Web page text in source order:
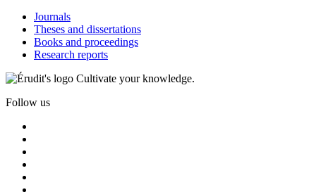
Journals
Theses and dissertations
Books and proceedings
Research reports
Cultivate your knowledge.
Follow us